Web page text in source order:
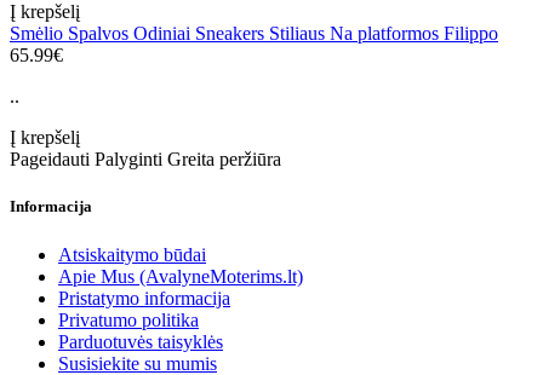
Į krepšelį
Smėlio Spalvos Odiniai Sneakers Stiliaus Na platformos Filippo
65.99€
..
Į krepšelį
Pageidauti Palyginti Greita peržiūra
Informacija
Atsiskaitymo būdai
Apie Mus (AvalyneMoterims.lt)
Pristatymo informacija
Privatumo politika
Parduotuvės taisyklės
Susisiekite su mumis